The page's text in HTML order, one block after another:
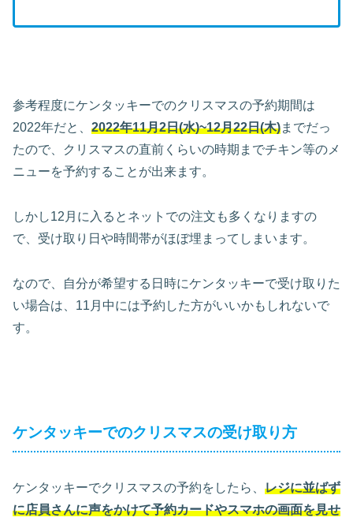
参考程度にケンタッキーでのクリスマスの予約期間は
2022年だと、 2022年11月2日(水)~12月22日(木)までだっ
たので、クリスマスの直前くらいの時期までチキン等のメ
ニューを予約することが出来ます。
しかし12月に入るとネットでの注文も多くなりますの
で、受け取り日や時間帯がほぼ埋まってしまいます。
なので、自分が希望する日時にケンタッキーで受け取りた
い場合は、11月中には予約した方がいいかもしれないで
す。
ケンタッキーでのクリスマスの受け取り方
ケンタッキーでクリスマスの予約をしたら、 レジに並ばず
に店員さんに声をかけて予約カードやスマホの画面を見せ